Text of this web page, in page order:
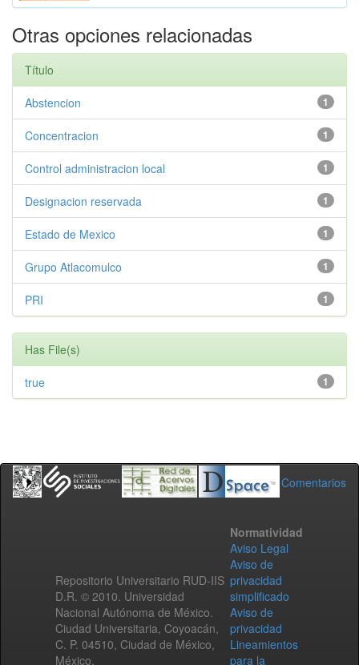
Otras opciones relacionadas
Título
1
Abstencion
1
Concentracion
1
Control administracion local
1
Designacion reservada
1
Estado de Mexico
1
Grupo Atlacomulco
1
PRI
Has File(s)
1
true
Comentarios
Repositorio Universitario RUD-IIS
D.R. © 2010. Universidad
Nacional Autónoma de México.
Ciudad Universitaria, Coyoacán,
C. P. 04510, Ciudad de México,
México.
Normatividad
Aviso Legal
Aviso de
privacidad
simplificado
Aviso de
privacidad
Lineamientos
para la